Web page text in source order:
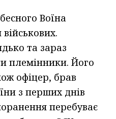
Воїна
та зараз
племінники. Його
офіцер, брав
з перших днів
перебуває